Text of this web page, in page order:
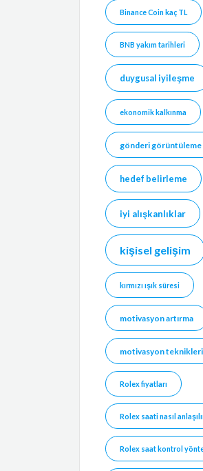
Binance Coin kaç TL
BNB yakım tarihleri
duygusal iyileşme
ekonomik kalkınma
gönderi görüntüleme
hedef belirleme
iyi alışkanlıklar
kişisel gelişim
kırmızı ışık süresi
motivasyon artırma
motivasyon teknikleri
Rolex fiyatları
Rolex saati nasıl
Rolex saat kontrol